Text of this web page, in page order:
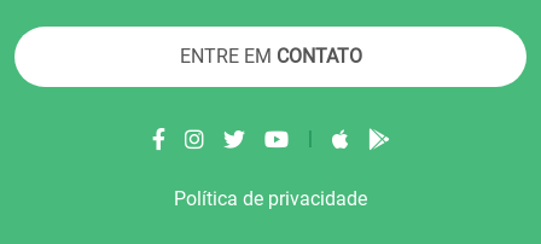
ENTRE EM CONTATO
Política de privacidade